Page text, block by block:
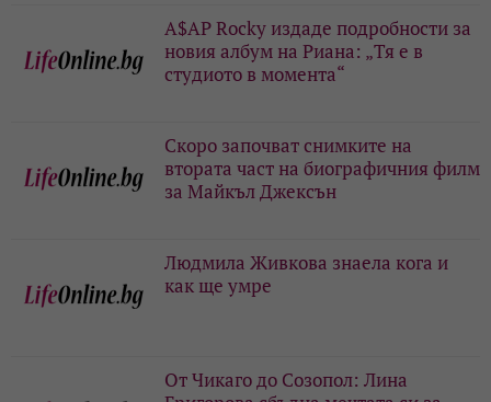
A$AP Rocky издаде подробности за
новия албум на Риана: „Тя е в
студиото в момента“
Скоро започват снимките на
втората част на биографичния филм
за Майкъл Джексън
Людмила Живкова знаела кога и
как ще умре
От Чикаго до Созопол: Лина